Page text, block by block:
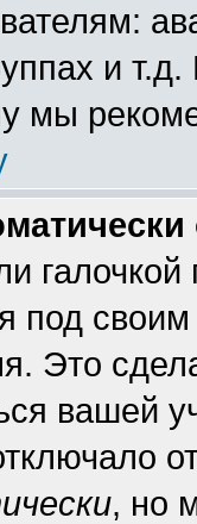
и
мы
галочкой
под
Это
вашей
, но